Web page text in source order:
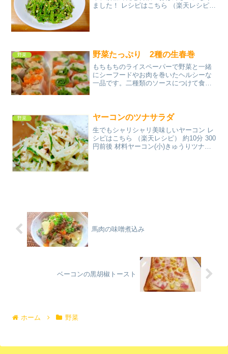
ました！ レシピはこちら （楽天レシピ）
野菜 野菜たっぷり 2種の生春巻
もちもちのライスペーパーで野菜と一緒
にシーフードやお肉を巻いたヘルシーな
一品です。二種類のソースにつけて食べ
にんじんだ...
野菜 ヤーコンのツナサラダ
生でもシャリシャリ美味しいヤーコン レ
シピはこちら （楽天レシピ） 約10分 300
円前後 材料ヤーコン(小)きゅうりツナ缶
馬肉の味噌煮込み
ベーコンの黒胡椒トースト
ホーム 野菜